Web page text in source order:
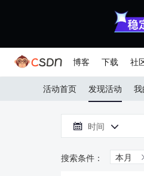
博客 下载 社
活动首页 发现活动 我
 时间 
本月